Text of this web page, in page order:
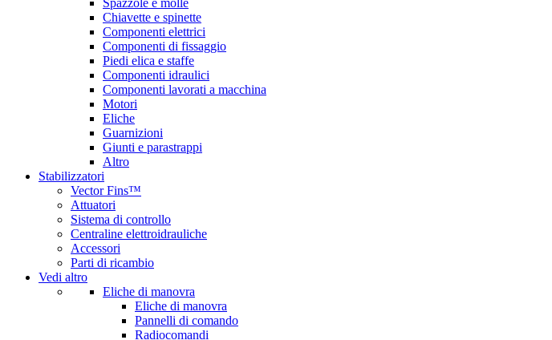
Spazzole e molle
Chiavette e spinette
Componenti elettrici
Componenti di fissaggio
Piedi elica e staffe
Componenti idraulici
Componenti lavorati a macchina
Motori
Eliche
Guarnizioni
Giunti e parastrappi
Altro
Stabilizzatori
Vector Fins™
Attuatori
Sistema di controllo
Centraline elettroidrauliche
Accessori
Parti di ricambio
Vedi altro
Eliche di manovra
Eliche di manovra
Pannelli di comando
Radiocomandi